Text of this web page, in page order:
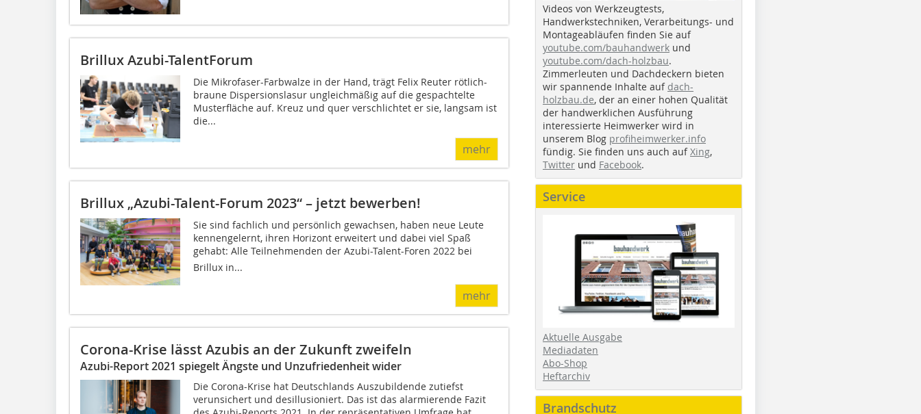
Brillux Azubi-TalentForum
Die Mikrofaser-Farbwalze in der Hand, trägt Felix Reuter rötlich-
braune Dispersionslasur ungleichmäßig auf die gespachtelte
Musterfläche auf. Kreuz und quer verschlichtet er sie, langsam ist
die...
mehr
Brillux „Azubi-Talent-Forum 2023“ – jetzt bewerben!
Sie sind fachlich und persönlich gewachsen, haben neue Leute
kennengelernt, ihren Horizont erweitert und dabei viel Spaß
gehabt: Alle Teilnehmenden der Azubi-Talent-Foren 2022 bei
Brillux in...
mehr
Corona-Krise lässt Azubis an der Zukunft zweifeln
Azubi-Report 2021 spiegelt Ängste und Unzufriedenheit wider
Die Corona-Krise hat Deutschlands Auszubildende zutiefst
verunsichert und desillusioniert. Das ist das alarmierende Fazit
Videos von Werkzeugtests,
Handwerkstechniken, Verarbeitungs- und
Montageabläufen finden Sie auf
youtube.com/bauhandwerk und
youtube.com/dach-holzbau.
Zimmerleuten und Dachdeckern bieten
wir spannende Inhalte auf dach-
holzbau.de, der an einer hohen Qualität
der handwerklichen Ausführung
interessierte Heimwerker wird in
unserem Blog profiheimwerker.info
fündig. Sie finden uns auch aufXing,
Twitter und Facebook.
Service
Aktuelle Ausgabe
Mediadaten
Abo-Shop
Heftarchiv
Brandschutz